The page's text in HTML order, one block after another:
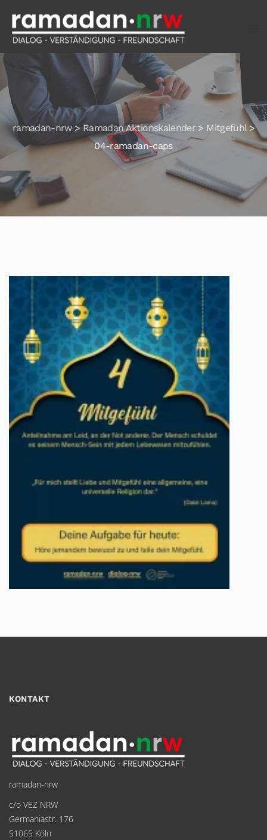
ramadan-nrw> Ramadan Aktionskalender > Mitgefühl>
04-ramadan-caps
KONTAKT
ramadan-nrw
c/o VEZ NRW
Germaniastr. 176
51065 Köln